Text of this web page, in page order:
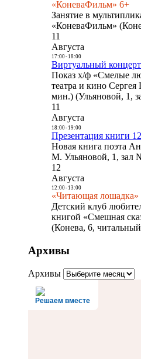
«КоневаФильм» 6+
Занятие в
«КоневаФильм»
11
Августа
17:00- 18:00
Виртуальный
Показ х/ф «Смелые
театра и кино
мин.) (Ульяновой, 1,
11
Августа
18:00- 19:00
Презентация книги
Новая книга поэта
М. Ульяновой, 1, зал
12
Августа
12:00- 13:00
«Читающая лошадка»
Детский клуб
книгой «Смешная
(Конева, 6,
Архивы
Архивы
Решаем вместе